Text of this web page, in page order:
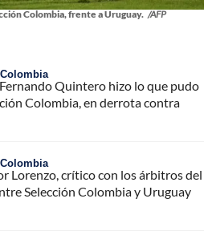
Colombia, frente a Uruguay. /AFP
Quintero hizo lo que pudo
Colombia, en derrota contra
Lorenzo, crítico con los árbitros del
Selección Colombia y Uruguay